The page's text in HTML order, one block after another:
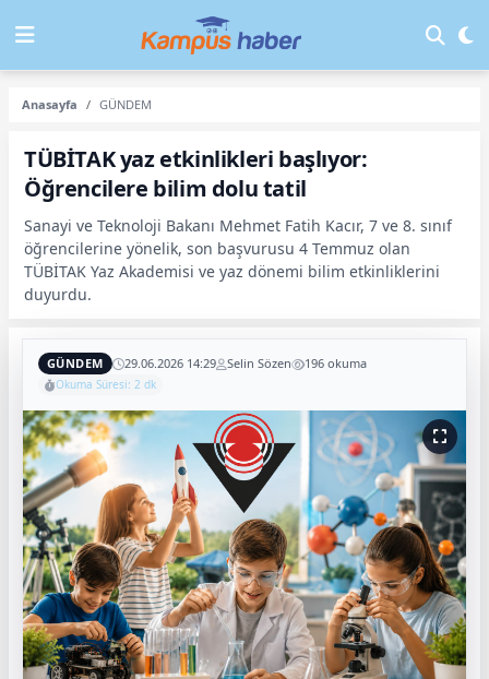
Anasayfa GÜNDEM
TÜBİTAK yaz etkinlikleri başlıyor:
Öğrencilere bilim dolu tatil
Sanayi ve Teknoloji Bakanı Mehmet Fatih Kacır, 7 ve 8. sınıf
öğrencilerine yönelik, son başvurusu 4 Temmuz olan
TÜBİTAK Yaz Akademisi ve yaz dönemi bilim etkinliklerini
duyurdu.
GÜNDEM 29.06.2026 14:29 Selin Sözen 196 okuma
Okuma Süresi: 2 dk